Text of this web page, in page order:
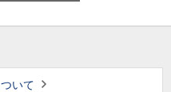
いて